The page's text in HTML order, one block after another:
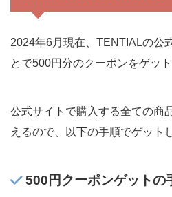
2024年6月現在、TENTIALの公
とで500円分のクーポンをゲット
公式サイトで購入する全ての商
えるので、以下の手順でゲット
500円クーポンゲットの